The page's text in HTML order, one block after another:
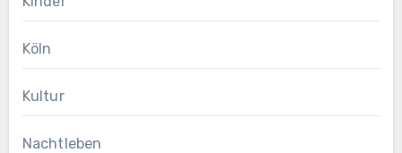
Köln
Kultur
Nachtleben